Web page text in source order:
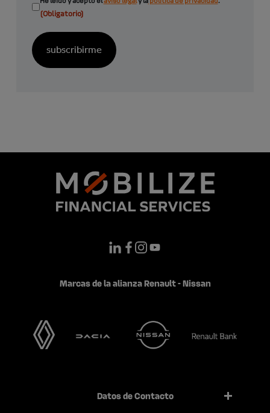
(Obligatorio)
(Obligatorio)
Marcas de la alianza Renault - Nissan
Datos de Contacto